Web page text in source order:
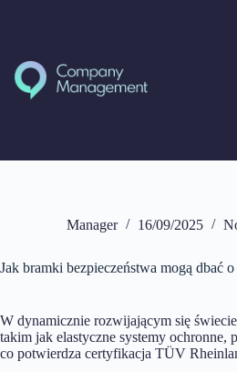
Manager 16/09/2025
Jak bramki bezpieczeństwa mogą dbać
W dynamicznie rozwijającym się
takim jak elastyczne systemy ochronne,
co potwierdza certyfikacja TÜV